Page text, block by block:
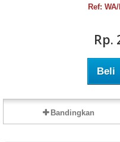
Ref:
Rp‎.
Beli
Bandingkan